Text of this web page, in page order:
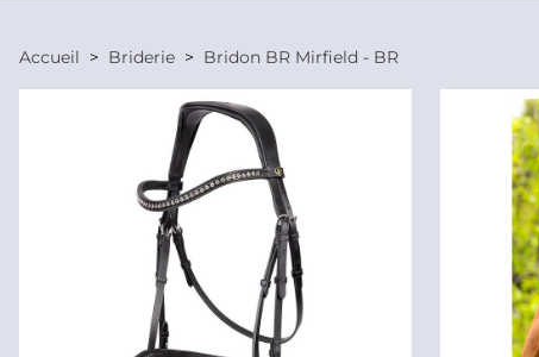
Accueil Briderie Bridon BR Mirfield - BR